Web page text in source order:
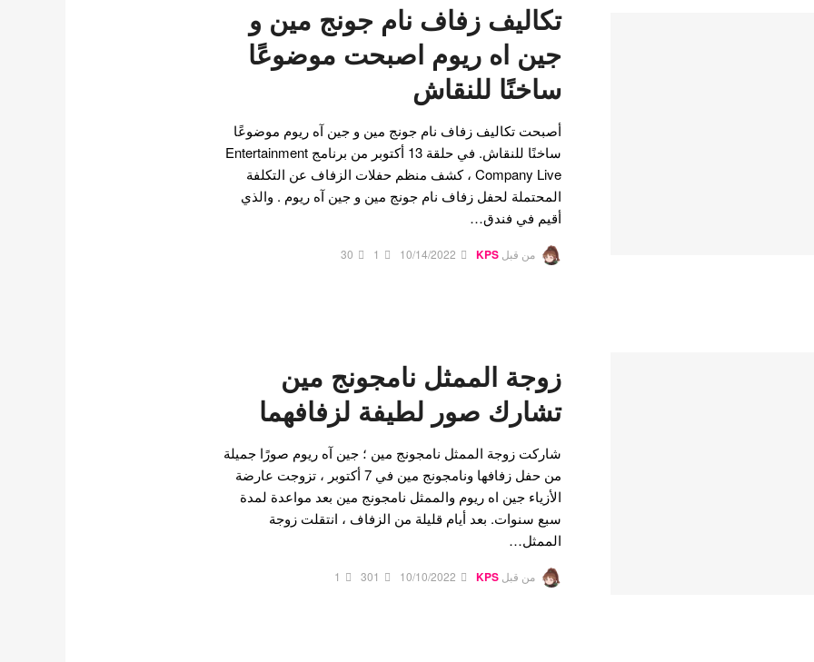
تكاليف زفاف نام جونج مين و
جين اه ريوم اصبحت موضوعًا
ساخنًا للنقاش
أصبحت تكاليف زفاف نام جونج مين و جين آه ريوم موضوعًا
ساخنًا للنقاش. في حلقة 13 أكتوبر من برنامج Entertainment
Company Live ، كشف منظم حفلات الزفاف عن التكلفة
المحتملة لحفل زفاف نام جونج مين و جين آه ريوم . والذي
أقيم في فندق…
من قبل KPS
10/14/2022
1
30
زوجة الممثل نامجونج مين
تشارك صور لطيفة لزفافهما
شاركت زوجة الممثل نامجونج مين ؛ جين آه ريوم صورًا جميلة
من حفل زفافها ونامجونج مين في 7 أكتوبر ، تزوجت عارضة
الأزياء جين اه ريوم والممثل نامجونج مين بعد مواعدة لمدة
سبع سنوات. بعد أيام قليلة من الزفاف ، انتقلت زوجة
الممثل…
من قبل KPS
10/10/2022
301
1